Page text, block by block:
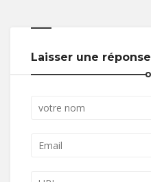
Laisser une réponse